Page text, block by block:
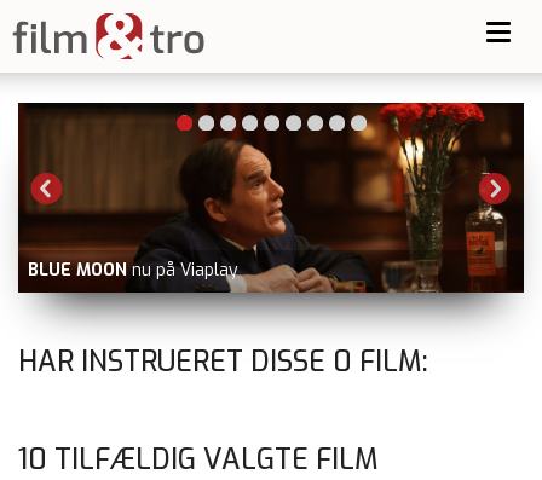
BLUE MOON nu på Viaplay
HAR INSTRUERET DISSE 0 FILM:
10 TILFÆLDIG VALGTE FILM